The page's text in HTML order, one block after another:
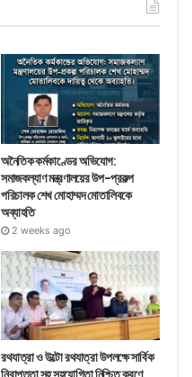
অনৈতিক কর্মকাণ্ডের অভিযোগ:
সমাজকল্যাণ মন্ত্রণালয়ের উপ-প্রকল্প
পরিচালক শেখ মোহাম্মদ মোতালিবকে
অব্যাহতি
2 weeks ago
রথযাত্রা ও উল্টো রথযাত্রা উপলক্ষে সার্বিক